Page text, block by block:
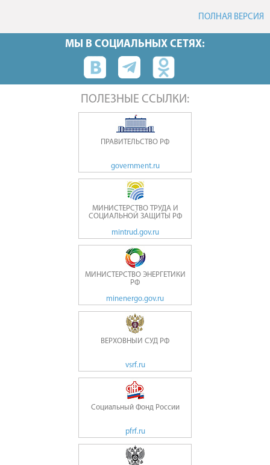
ПОЛНАЯ ВЕРСИЯ
МЫ В СОЦИАЛЬНЫХ СЕТЯХ:
ПОЛЕЗНЫЕ ССЫЛКИ:
ПРАВИТЕЛЬСТВО РФ
government.ru
МИНИСТЕРСТВО ТРУДА И
СОЦИАЛЬНОЙ ЗАЩИТЫ РФ
mintrud.gov.ru
МИНИСТЕРСТВО ЭНЕРГЕТИКИ
РФ
minenergo.gov.ru
ВЕРХОВНЫЙ СУД РФ
vsrf.ru
Социальный Фонд России
pfrf.ru